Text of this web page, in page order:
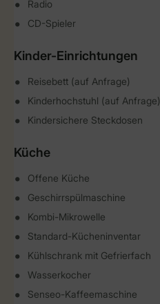
Radio
CD-Spieler
Kinder-Einrichtungen
Reisebett (auf Anfrage)
Kinderhochstuhl (auf Anfrage)
Kindersichere Steckdosen
Küche
Offene Küche
Geschirrspülmaschine
Kombi-Mikrowelle
Standard-Kücheninventar
Kühlschrank mit Gefrierfach
Wasserkocher
Senseo-Kaffeemaschine